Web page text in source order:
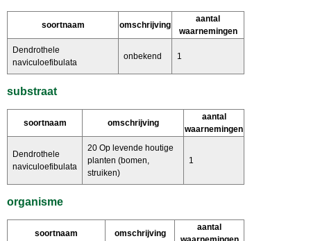
soortnaam omschrijving
aantal
waarnemingen
Dendrothele
naviculoefibulata
onbekend 1
substraat
soortnaam omschrijving
aantal
waarnemingen
Dendrothele
naviculoefibulata
20 Op levende houtige
planten (bomen,
struiken)
1
organisme
soortnaam omschrijving
aantal